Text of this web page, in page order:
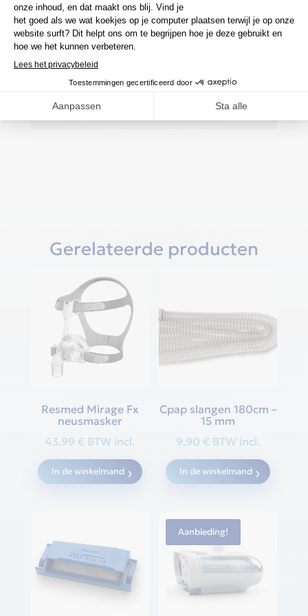
Spring-flex slang rekt en vouwt
gemakkelijk op zonder te draaien of
spanning te creëren wanneer je kind
beweegt.
Instructies voor gebruik
Gerelateerde producten
Resmed Mirage Fx
neusmasker
43,99 € BTW incl.
In de winkelmand
Cpap slangen 180cm –
15 mm
9,90€ BTW incl.
In de winkelmand
Aanbieding!